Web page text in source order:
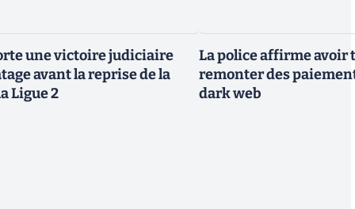
une victoire judiciaire
avant la reprise de la
Ligue 2
La police affirme avoir
remonter des
dark web